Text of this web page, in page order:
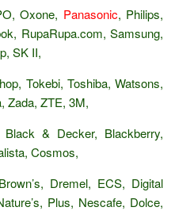
Oxone, Panasonic, Philips,
RupaRupa.com, Samsung,
SK II,
Tokebi, Toshiba, Watsons,
Zada, ZTE, 3M,
& Decker, Blackberry,
Cosmos,
Dremel, ECS, Digital
Plus, Nescafe, Dolce,